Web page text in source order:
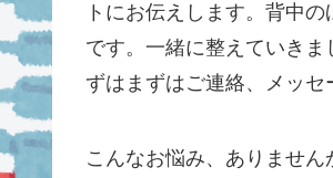
トにお伝えします。背中
です。一緒に整えていき
ずはまずはご連絡、メッセ
こんなお悩み、ありません